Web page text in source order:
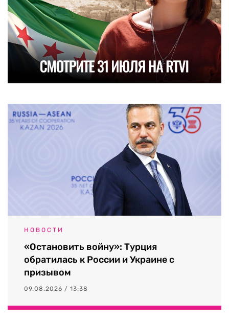
НОВОСТИ
«Остановить войну»: Турция
обратилась к России и Украине с
призывом
09.08.2026 / 13:38